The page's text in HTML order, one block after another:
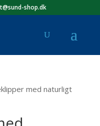
shop.dk
med naturligt